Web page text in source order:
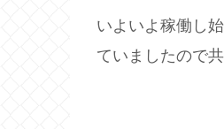
いよいよ稼働し
ていましたので共